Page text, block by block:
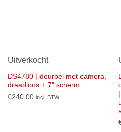
Uitverkocht
DS4780 | deurbel met camera,
draadloos + 7″ scherm
€240,00 incl. BTW